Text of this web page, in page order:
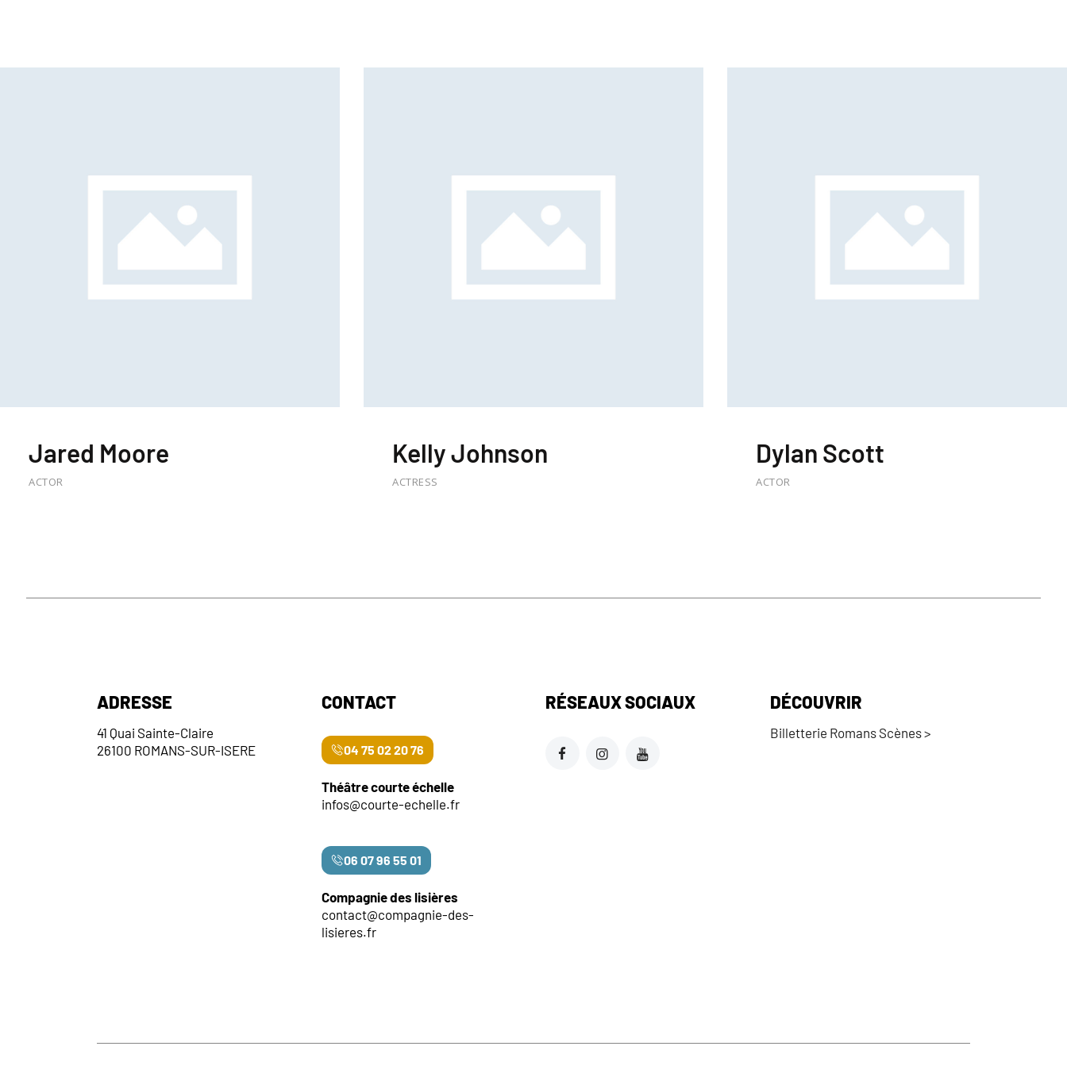
Jared Moore
ACTOR
Kelly Johnson
ACTRESS
Dylan Scott
ACTOR
ADRESSE
41 Quai Sainte-Claire
26100 ROMANS-SUR-ISERE
CONTACT
04 75 02 20 76
Théâtre courte échelle
infos@courte-echelle.fr
06 07 96 55 01
Compagnie des lisières
contact@compagnie-des-
lisieres.fr
RÉSEAUX SOCIAUX DÉCOUVRIR
Billetterie Romans Scènes >